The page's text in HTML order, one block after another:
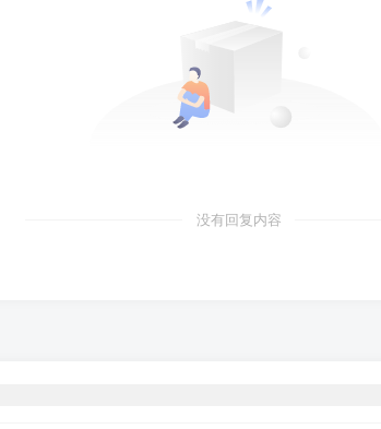
没有回复内容